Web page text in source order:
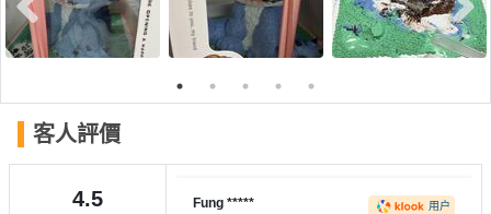
t
y
o
m
型
a
r
略
客人評價
4.5 Fung ***** 用户